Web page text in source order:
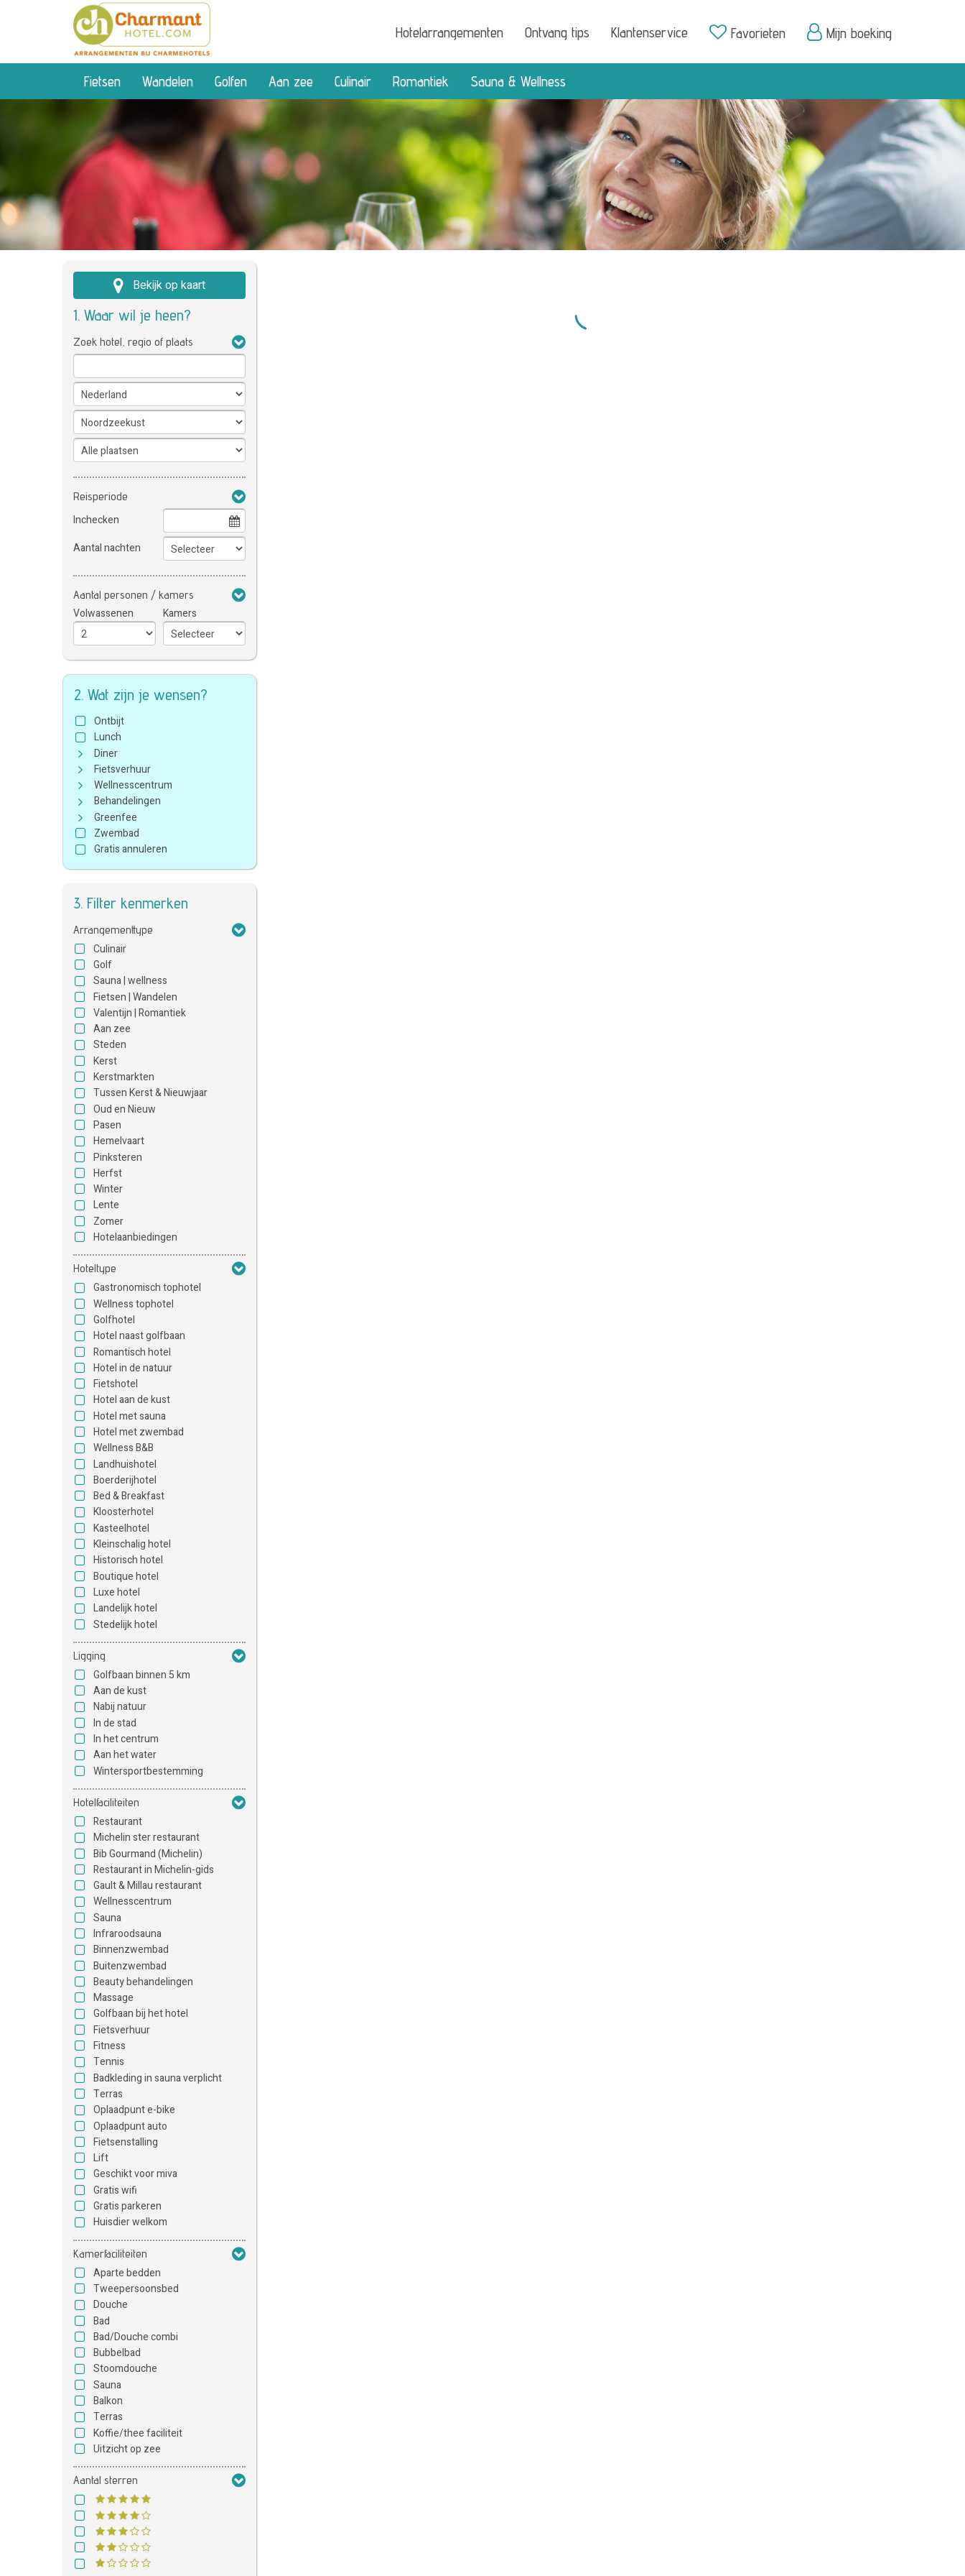
Hotelarrangementen Ontvang tips Klantenservice Favorieten Mijn boeking
Fietsen Wandelen Golfen Aan zee Culinair Romantiek Sauna & Wellness
Bekijk op kaart
1. Waar wil je heen?
Zoek hotel, regio of plaats
Reisperiode
Inchecken
Aantal nachten
Aantal personen / kamers
Volwassenen Kamers
2. Wat zijn je wensen?
Ontbijt
Lunch
Diner
Fietsverhuur
Wellnesscentrum
Behandelingen
Greenfee
Zwembad
Gratis annuleren
3. Filter kenmerken
Arrangementtype
Culinair
Golf
Sauna | wellness
Fietsen | Wandelen
Valentijn | Romantiek
Aan zee
Steden
Kerst
Kerstmarkten
Tussen Kerst & Nieuwjaar
Oud en Nieuw
Pasen
Hemelvaart
Pinksteren
Herfst
Winter
Lente
Zomer
Hotelaanbiedingen
Hoteltype
Gastronomisch tophotel
Wellness tophotel
Golfhotel
Hotel naast golfbaan
Romantisch hotel
Hotel in de natuur
Fietshotel
Hotel aan de kust
Hotel met sauna
Hotel met zwembad
Wellness B&B
Landhuishotel
Boerderijhotel
Bed & Breakfast
Kloosterhotel
Kasteelhotel
Kleinschalig hotel
Historisch hotel
Boutique hotel
Luxe hotel
Landelijk hotel
Stedelijk hotel
Ligging
Golfbaan binnen 5 km
Aan de kust
Nabij natuur
In de stad
In het centrum
Aan het water
Wintersportbestemming
Hotelfaciliteiten
Restaurant
Michelin ster restaurant
Bib Gourmand (Michelin)
Restaurant in Michelin-gids
Gault & Millau restaurant
Wellnesscentrum
Sauna
Infraroodsauna
Binnenzwembad
Buitenzwembad
Beauty behandelingen
Massage
Golfbaan bij het hotel
Fietsverhuur
Fitness
Tennis
Badkleding in sauna verplicht
Terras
Oplaadpunt e-bike
Oplaadpunt auto
Fietsenstalling
Lift
Geschikt voor miva
Gratis wifi
Gratis parkeren
Huisdier welkom
Kamerfaciliteiten
Aparte bedden
Tweepersoonsbed
Douche
Bad
Bad/Douche combi
Bubbelbad
Stoomdouche
Sauna
Balkon
Terras
Koffie/thee faciliteit
Uitzicht op zee
Aantal sterren